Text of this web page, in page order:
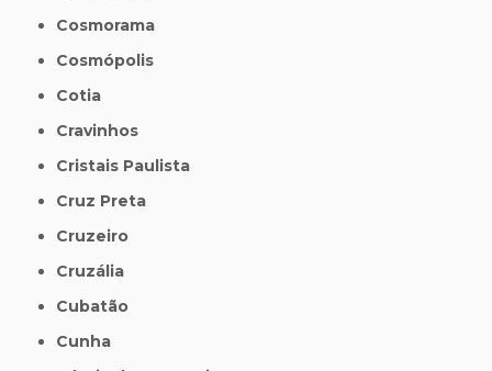
Cosmorama
Cosmópolis
Cotia
Cravinhos
Cristais Paulista
Cruz Preta
Cruzeiro
Cruzália
Cubatão
Cunha